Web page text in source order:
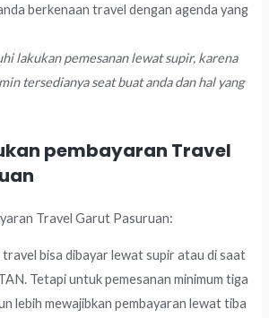
berkenaan travel dengan agenda yang
lakukan pemesanan lewat supir, karena
tersedianya seat buat anda dan hal yang
pembayaran Travel
Travel Garut Pasuruan:
travel bisa dibayar lewat supir atau di saat
Tetapi untuk pemesanan minimum tiga
lebih mewajibkan pembayaran lewat tiba